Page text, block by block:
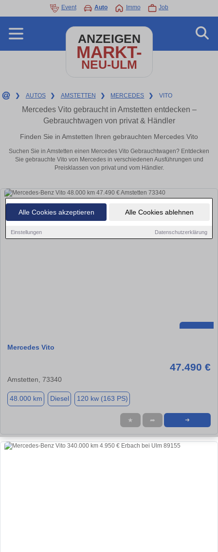
Alle Cookies akzeptieren Alle Cookies ablehnen
Einstellungen Datenschutzerklärung
Event Auto Immo Job
ANZEIGEN
MARKT-
NEU-ULM
❯ AUTOS ❯ AMSTETTEN ❯ MERCEDES ❯ VITO
Mercedes Vito gebraucht in Amstetten entdecken –
Gebrauchtwagen von privat & Händler
Finden Sie in Amstetten Ihren gebrauchten Mercedes Vito
Suchen Sie in Amstetten einen Mercedes Vito Gebrauchtwagen? Entdecken
Sie gebrauchte Vito von Mercedes in verschiedenen Ausführungen und
Preisklassen von privat und vom Händler.
Mercedes Vito
47.490 €
Amstetten, 73340
48.000 km Diesel 120 kw (163 PS)
★ ➦ ➜